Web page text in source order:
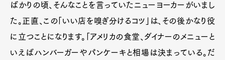
ばかりの頃、そんなことを言っていたニューヨーカーがいまし
た。正直、この「いい店を嗅ぎ分けるコツ」は、その後かなり役
に立つことになります。「アメリカの食堂、ダイナーのメニューと
いえばハンバーガーやパンケーキと相場は決まっている。だ